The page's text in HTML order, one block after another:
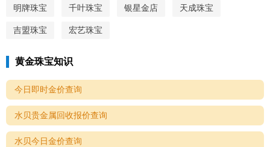
明牌珠宝 千叶珠宝 银星金店 天成珠宝
吉盟珠宝 宏艺珠宝
黄金珠宝知识
今日即时金价查询
水贝贵金属回收报价查询
水贝今日金价查询